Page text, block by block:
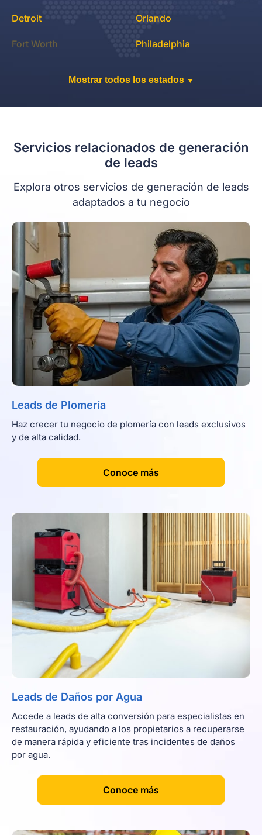
Detroit
Fort Worth
Orlando
Philadelphia
Mostrar todos los estados ▼
Servicios relacionados de generación
de leads
Explora otros servicios de generación de leads
adaptados a tu negocio
Leads de Plomería
Haz crecer tu negocio de plomería con leads exclusivos
y de alta calidad.
[
Conoce más]
Leads de Daños por Agua
Accede a leads de alta conversión para especialistas en
restauración, ayudando a los propietarios a recuperarse
de manera rápida y eficiente tras incidentes de daños
por agua.
[
Conoce más]